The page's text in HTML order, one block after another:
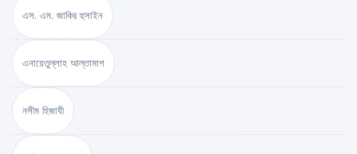
এস. এম. জাকির হুসাইন
এনায়েতুল্লাহ আল্‌তামাশ
নসীম হিজাযী